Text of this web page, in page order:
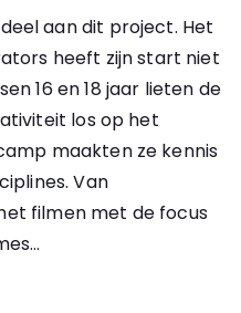
aan dit project. Het
heeft zijn start niet
16 en 18 jaar lieten de
los op het
maakten ze kennis
Van
filmen met de focus